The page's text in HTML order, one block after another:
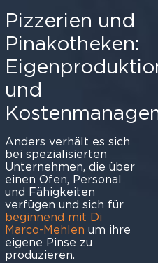
Pizzerien und
Pinakotheken:
und
Anders verhält es sich
bei spezialisierten
Unternehmen, die über
einen Ofen, Personal
und Fähigkeiten
verfügen und sich für
beginnend mit Di
Marco-Mehlen um ihre
eigene Pinse zu